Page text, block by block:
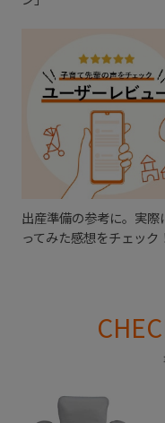
出産準備の参考に。実際
ってみた感想をチェック！